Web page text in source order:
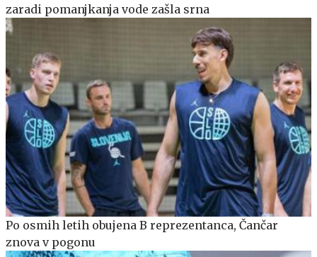
zaradi pomanjkanja vode zašla srna
Po osmih letih obujena B reprezentanca, Čančar
znova v pogonu